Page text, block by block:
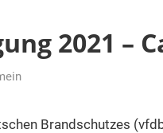
2021 –
Brandschutzes